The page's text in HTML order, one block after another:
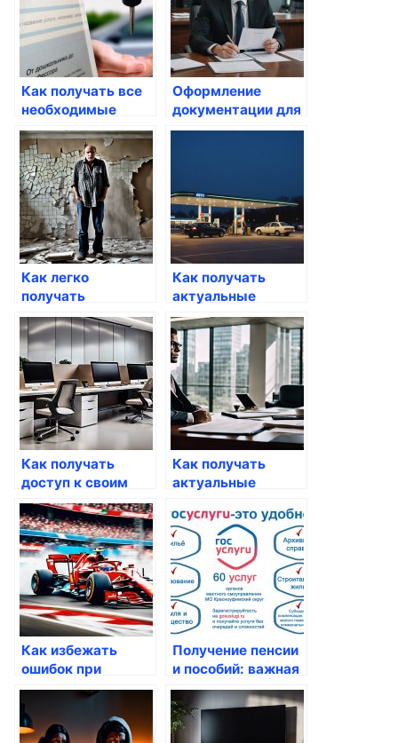
Как получать все
необходимые
справки через
Госуслуги
Оформление
документации для
многодетных
Как легко
получать
уведомления о
статусе своих
заявок
Как получать
актуальные
уведомления о
статусах заявок
Как получать
доступ к своим
документам через
Госуслуги
Как получать
актуальные
обновления по
электронным
письмам
Как избежать
ошибок при
заполнении
заявлений через
Госуслуги
Получение пенсии
и пособий: важная
информация для
граждан России